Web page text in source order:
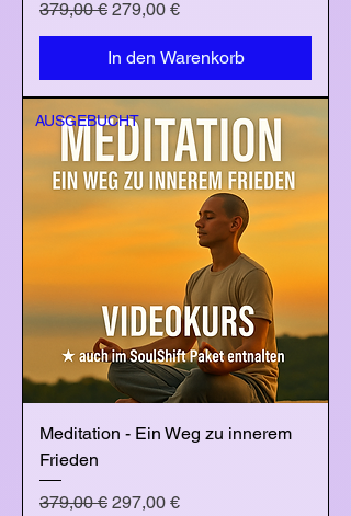
Standardpreis
379,00 € Sale-Preis
279,00 €
In den Warenkorb
AUSGEBUCHT
Meditation - Ein Weg zu innerem
Frieden
Standardpreis
379,00 € Sale-Preis
297,00 €